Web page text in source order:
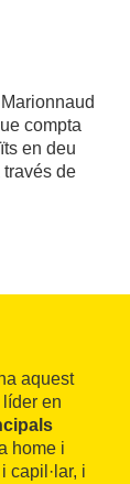
compta
en deu
de
aquest
en
home i
capil·lar, i